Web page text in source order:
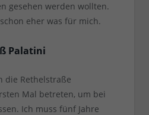
gesehen werden wollten.
eher was für mich.
Palatini
die Rethelstraße
Mal betreten, um bei
Ich muss fünf Jahre